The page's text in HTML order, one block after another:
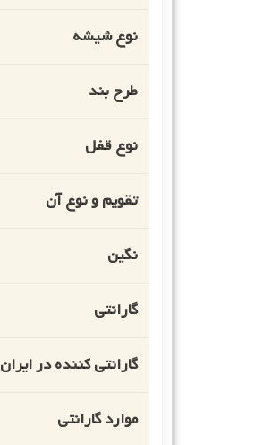
نوع شیشه
طرح بند
نوع قفل
تقویم و نوع آن
نگین
گارانتی
گارانتی کننده در ایران
موارد گارانتی